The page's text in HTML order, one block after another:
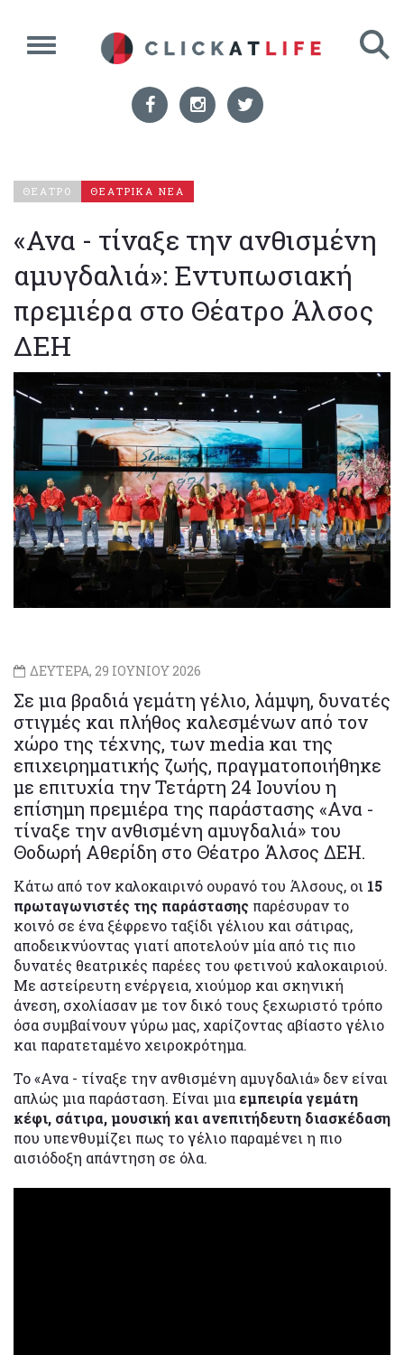
ΘΕΑΤΡΟ ΘΕΑΤΡΙΚΑ ΝΕΑ
«Ανα - τίναξε την ανθισμένη
αμυγδαλιά»: Εντυπωσιακή
πρεμιέρα στο Θέατρο Άλσος
ΔΕΗ
ΔΕΥΤΕΡΑ, 29 ΙΟΥΝΙΟΥ 2026
Σε μια βραδιά γεμάτη γέλιο, λάμψη, δυνατές
στιγμές και πλήθος καλεσμένων από τον
χώρο της τέχνης, των media και της
επιχειρηματικής ζωής, πραγματοποιήθηκε
με επιτυχία την Τετάρτη 24 Ιουνίου η
επίσημη πρεμιέρα της παράστασης «Ανα -
τίναξε την ανθισμένη αμυγδαλιά» του
Θοδωρή Αθερίδη στο Θέατρο Άλσος ΔΕΗ.
Κάτω από τον καλοκαιρινό ουρανό του Άλσους, οι 15
πρωταγωνιστές της παράστασης παρέσυραν το
κοινό σε ένα ξέφρενο ταξίδι γέλιου και σάτιρας,
αποδεικνύοντας γιατί αποτελούν μία από τις πιο
δυνατές θεατρικές παρέες του φετινού καλοκαιριού.
Με αστείρευτη ενέργεια, χιούμορ και σκηνική
άνεση, σχολίασαν με τον δικό τους ξεχωριστό τρόπο
όσα συμβαίνουν γύρω μας, χαρίζοντας αβίαστο γέλιο
και παρατεταμένο χειροκρότημα.
Το «Ανα - τίναξε την ανθισμένη αμυγδαλιά» δεν είναι
απλώς μια παράσταση. Είναι μια εμπειρία γεμάτη
κέφι, σάτιρα, μουσική και ανεπιτήδευτη διασκέδαση
που υπενθυμίζει πως το γέλιο παραμένει η πιο
αισιόδοξη απάντηση σε όλα.